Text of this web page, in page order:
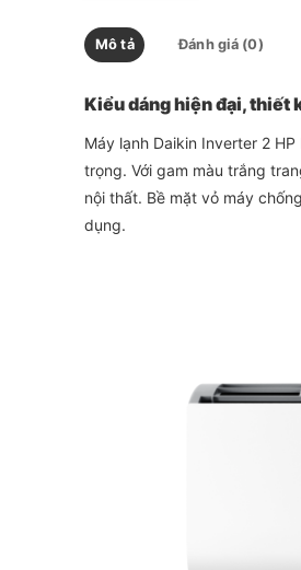
Mô tả Đánh giá (0)
Kiểu dáng hiện đại, thiết
Máy lạnh Daikin Inverter 2
trọng. Với gam màu trắng
nội thất. Bề mặt vỏ máy
dụng.